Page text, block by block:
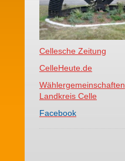
Cellesche Zeitung
CelleHeute.de
Wählergemeinschaften
Landkreis Celle
Facebook